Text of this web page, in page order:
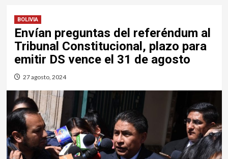
BOLIVIA
Envían preguntas del referéndum al
Tribunal Constitucional, plazo para
emitir DS vence el 31 de agosto
27 agosto, 2024